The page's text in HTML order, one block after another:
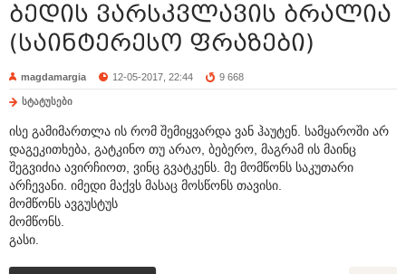
ბედის ვარსკვლავის ბრალია
(საინტერესო ფრაზები)
magdamargia 12-05-2017, 22:44 9 668
სტატუსები
ისე გამიმართლა ის რომ შემიყვარდა ვან ჰაუტენ. სამყაროში არ
დაგეკითხება, გატკინო თუ არაო, ბებერო, მაგრამ ის მაინც
შეგვიძია ავირჩიოთ, ვინც გვატკენს. მე მომწონს საკუთარი
არჩევანი. იმედი მაქვს მასაც მოსწონს თავისი.
მომწონს ავგუსტუს
მომწონს.
გასი.